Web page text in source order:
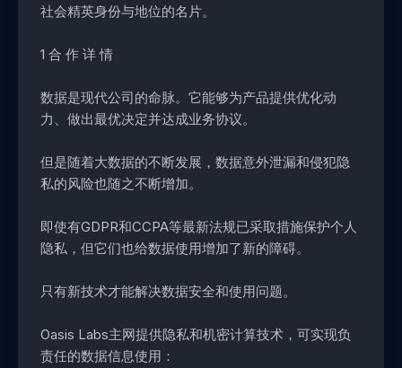
社会精英身份与地位的名片。
1 合 作 详 情
数据是现代公司的命脉。它能够为产品提供优化动
力、做出最优决定并达成业务协议。
但是随着大数据的不断发展，数据意外泄漏和侵犯隐
私的风险也随之不断增加。
即使有GDPR和CCPA等最新法规已采取措施保护个人
隐私，但它们也给数据使用增加了新的障碍。
只有新技术才能解决数据安全和使用问题。
Oasis Labs主网提供隐私和机密计算技术，可实现负
责任的数据信息使用：